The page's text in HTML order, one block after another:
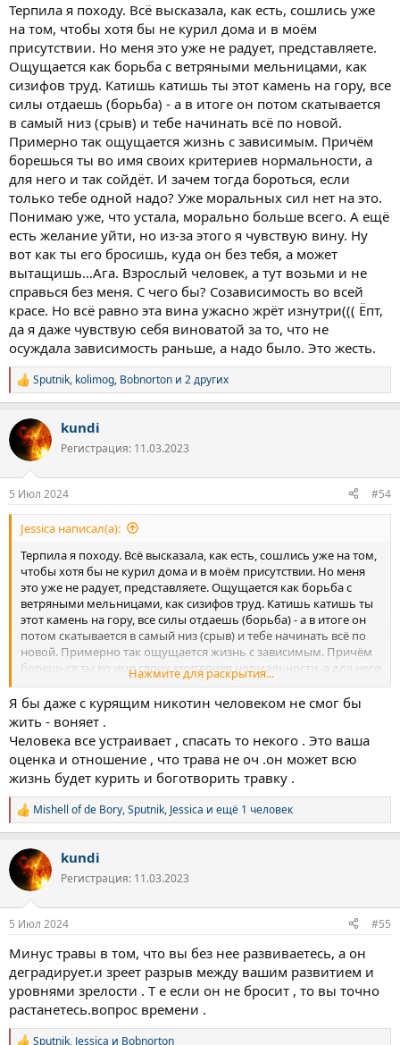
Терпила я походу. Всё высказала, как есть, сошлись уже
на том, чтобы хотя бы не курил дома и в моём
присутствии. Но меня это уже не радует, представляете.
Ощущается как борьба с ветряными мельницами, как
сизифов труд. Катишь катишь ты этот камень на гору, все
силы отдаешь (борьба) - а в итоге он потом скатывается
в самый низ (срыв) и тебе начинать всё по новой.
Примерно так ощущается жизнь с зависимым. Причём
борешься ты во имя своих критериев нормальности, а
для него и так сойдёт. И зачем тогда бороться, если
только тебе одной надо? Уже моральных сил нет на это.
Понимаю уже, что устала, морально больше всего. А ещё
есть желание уйти, но из-за этого я чувствую вину. Ну
вот как ты его бросишь, куда он без тебя, а может
вытащишь…Ага. Взрослый человек, а тут возьми и не
справься без меня. С чего бы? Созависимость во всей
красе. Но всё равно эта вина ужасно жрёт изнутри((( Ёпт,
да я даже чувствую себя виноватой за то, что не
осуждала зависимость раньше, а надо было. Это жесть.
Р
е
к
ц
и
Sputnik, kolimog, Bobnorton и 2 других
kundi
Регистрация: 11.03.2023
5 Июл 2024 #54
Jessica написал(а):
Терпила я походу. Всё высказала, как есть, сошлись уже на том,
чтобы хотя бы не курил дома и в моём присутствии. Но меня
это уже не радует, представляете. Ощущается как борьба с
ветряными мельницами, как сизифов труд. Катишь катишь ты
этот камень на гору, все силы отдаешь (борьба) - а в итоге он
потом скатывается в самый низ (срыв) и тебе начинать всё по
новой. Примерно так ощущается жизнь с зависимым. Причём
борешься ты во имя своих критериев нормальности, а для него
и так сойдёт. И зачем тогда бороться, если только тебе одной
надо? Уже моральных сил нет на это. Понимаю уже, что устала,
морально больше всего. А ещё есть желание уйти, но из-за
этого я чувствую вину. Ну вот как ты его бросишь, куда он без
тебя, а может вытащишь…Ага. Взрослый человек, а тут возьми
и не справься без меня. С чего бы? Созависимость во всей
красе. Но всё равно эта вина ужасно жрёт изнутри((( Ёпт, да я
даже чувствую себя виноватой за то, что не осуждала
зависимость раньше, а надо было. Это жесть.
Нажмите для раскрытия...
Я бы даже с курящим никотин человеком не смог бы
жить - воняет .
Человека все устраивает , спасать то некого . Это ваша
оценка и отношение , что трава не оч .он может всю
жизнь будет курить и боготворить травку .
Р
е
к
ц
и
Mishell of de Bory,Sputnik, Jessica и ещё 1 человек
kundi
Регистрация: 11.03.2023
5 Июл 2024 #55
Минус травы в том, что вы без нее развиваетесь, а он
деградирует.и зреет разрыв между вашим развитием и
уровнями зрелости . Т е если он не бросит , то вы точно
растанетесь.вопрос времени .
Sputnik, Jessica и Bobnorton